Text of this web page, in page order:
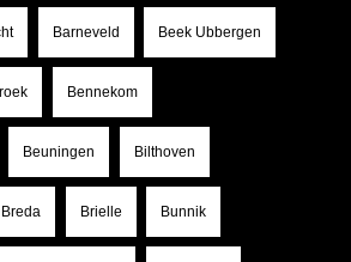
Barneveld Beek Ubbergen
Bennekom
Beuningen Bilthoven
Breda Brielle Bunnik